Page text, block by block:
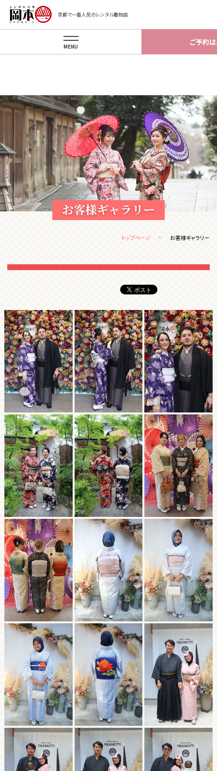
Warning: implode(): Invalid arguments passed in
/home/okamotokyoto/okamotokyoto.xsrv.jp/app/template/
京都で一番人気のレンタル着物店
ご予約は
MENU
お客様ギャラリー
トップページ お客様ギャラリー